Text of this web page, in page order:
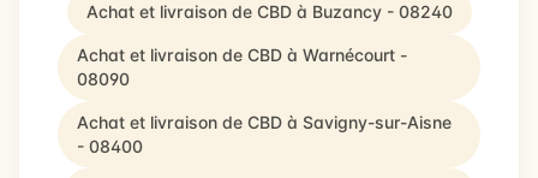
Achat et livraison de CBD à Buzancy - 08240
Achat et livraison de CBD à Warnécourt -
08090
Achat et livraison de CBD à Savigny-sur-Aisne
- 08400